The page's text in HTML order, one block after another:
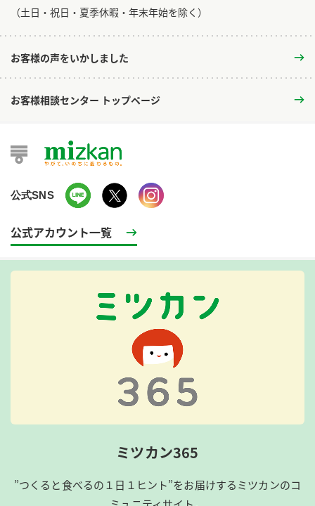
​（土日・祝日・夏季休暇・年末年始を除く）
お客様の声をいかしました
お客様相談センター トップページ
公式SNS
公式アカウント一覧
ミツカン365
”つくると食べるの１日１ヒント”をお届けするミツカンのコ